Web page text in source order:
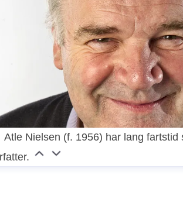
Atle Nielsen (f. 1956) har lang fartstid